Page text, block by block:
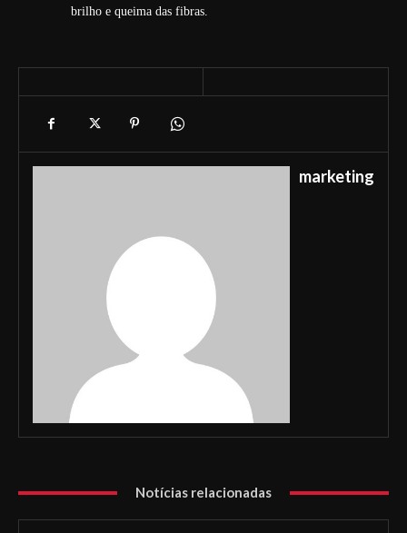
brilho e queima das fibras.
marketing
Notícias relacionadas